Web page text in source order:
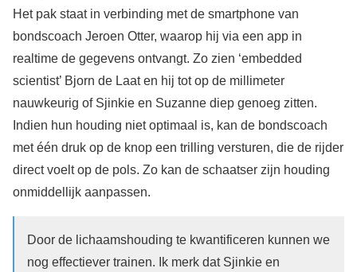
Het pak staat in verbinding met de smartphone van
bondscoach Jeroen Otter, waarop hij via een app in
realtime de gegevens ontvangt. Zo zien ‘embedded
scientist’ Bjorn de Laat en hij tot op de millimeter
nauwkeurig of Sjinkie en Suzanne diep genoeg zitten.
Indien hun houding niet optimaal is, kan de bondscoach
met één druk op de knop een trilling versturen, die de rijder
direct voelt op de pols. Zo kan de schaatser zijn houding
onmiddellijk aanpassen.
Door de lichaamshouding te kwantificeren kunnen we
nog effectiever trainen. Ik merk dat Sjinkie en